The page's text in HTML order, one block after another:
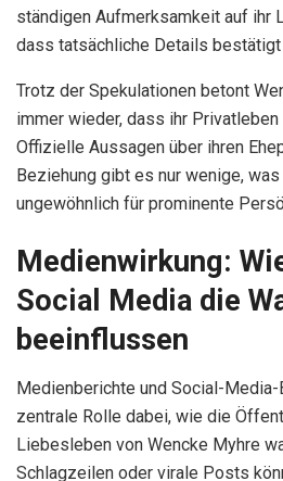
ständigen Aufmerksamkeit auf ihr
dass tatsächliche Details bestätigt
Trotz der Spekulationen betont
immer wieder, dass ihr Privatleben
Offizielle Aussagen über ihren
Beziehung gibt es nur wenige,
ungewöhnlich für prominente
Medienwirkung:
Social Media die
beeinflussen
Medienberichte und Social-
zentrale Rolle dabei, wie die
Liebesleben von Wencke Myhre
Schlagzeilen oder virale Posts